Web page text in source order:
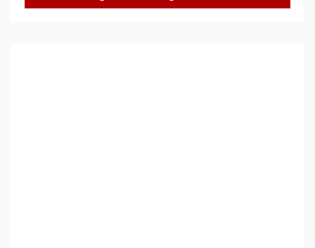
Аз съм изследовател на